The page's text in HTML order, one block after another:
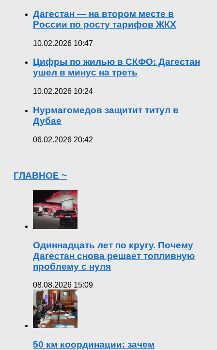
Дагестан — на втором месте в
России по росту тарифов ЖКХ
10.02.2026 10:47
Цифры по жилью в СКФО: Дагестан
ушел в минус на треть
10.02.2026 10:24
Нурмагомедов защитит титул в
Дубае
06.02.2026 20:42
ГЛАВНОЕ ~
Одиннадцать лет по кругу. Почему
Дагестан снова решает топливную
проблему с нуля
08.08.2026 15:09
50 км координации: зачем